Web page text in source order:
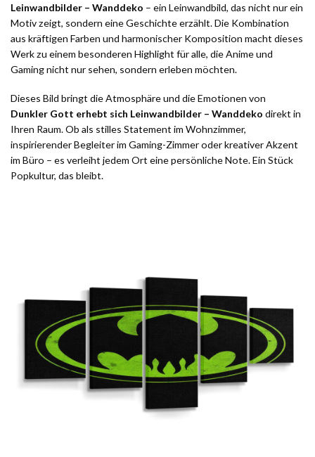
Leinwandbilder – Wanddeko – ein Leinwandbild, das nicht nur ein
Motiv zeigt, sondern eine Geschichte erzählt. Die Kombination
aus kräftigen Farben und harmonischer Komposition macht dieses
Werk zu einem besonderen Highlight für alle, die Anime und
Gaming nicht nur sehen, sondern erleben möchten.
Dieses Bild bringt die Atmosphäre und die Emotionen von
Dunkler Gott erhebt sich Leinwandbilder – Wanddeko direkt in
Ihren Raum. Ob als stilles Statement im Wohnzimmer,
inspirierender Begleiter im Gaming-Zimmer oder kreativer Akzent
im Büro – es verleiht jedem Ort eine persönliche Note. Ein Stück
Popkultur, das bleibt.